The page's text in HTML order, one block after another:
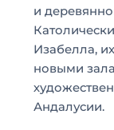
и
Изабелла,
новыми
Андалусии.